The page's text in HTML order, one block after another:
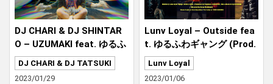
DJ CHARI & DJ SHINTAR
O – UZUMAKI feat. ゆるふ
わギャング, OZworld & Ma
sayoshi Iimori
DJ CHARI & DJ TATSUKI
2023/01/29
Lunv Loyal – Outside fea
t. ゆるふわギャング (Prod.
ViryKnot & BERABOW)
Lunv Loyal
2023/01/06